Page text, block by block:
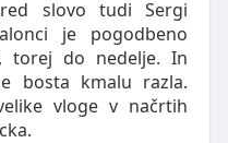
slovo tudi Sergi
je pogodbeno
torej do nedelje. In
bosta kmalu razla.
vloge v načrtih